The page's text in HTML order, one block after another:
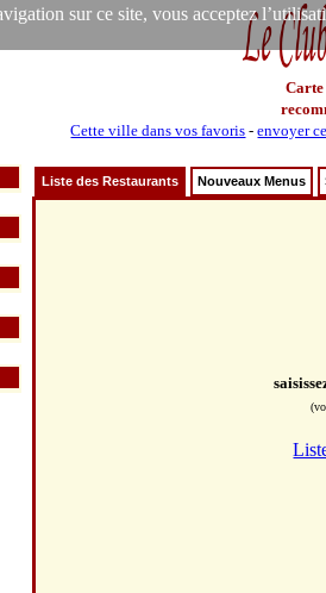
sur ce site, vous acceptez
Carte
Cette ville dans vos favoris -envoyer
Liste des Restaurants Nouveaux Menus